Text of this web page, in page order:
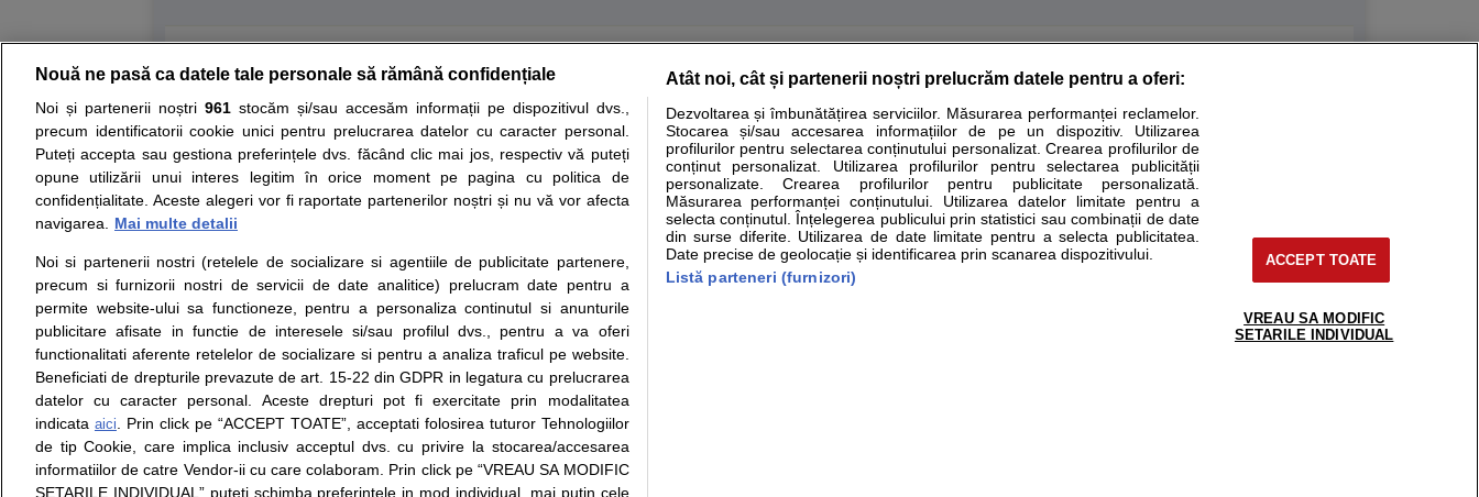
Resurse: Autoevaluare simptome Interpretare analize Specialitati medicale Boli si afectiuni Calculatoare Stiri medicale
Opiniile avizate ale medicilor, sfaturile si orice alte informatii despre sanatate disponibile pe sfatulmedicului.ro au scop informativ si educational. Ele nu pot substitui consultul medical direct
si nici diagnosticul stabilit in urma investigatiilor si analizelor medicale. Va sfatuim, ca pe langa informatia primita pe sfatulmedicului.ro sa consultati fie medicul Dvs., fie unul dintre medicii
pe care ii punem la dispozitie pentru programare in sistemul de programari la medic Clickmed.
Despre noi
Contact
Intrebari frecvente
Consultanti
medicali
Politica de
confidentialitate
Politica de cookie
Modifica Setarile Cookie
Drepturile consumatorului
Protectia consumatorilor -
ANPC
Solutionarea Alternativa a
Litigiilor
Info consumator: 0800.080.999
Formulare europene - CNAS
Ministerul Sanatatii - ANMDM
Parteneri
Inscriere clinica
Creaza cont medic
Pentru pacient
Clinici si cabinete
Cauta medic
0374 109 268
© Copyright © 2005 - 2026
SFATUL MEDICULUI.ro S.A, CUI: RO 38847631, J40/1995/2018, cu sediul in Bucuresti, Bulevardul Pierre de Coubertin, Office Building, Spatiul E6-11, etaj 6, sector 2, cod 021901
Nouă ne pasă ca datele tale personale să rămână confidențiale
Noi și partenerii noștri 961stocăm și/sau accesăm informații pe dispozitivul dvs.,
precum identificatorii cookie unici pentru prelucrarea datelor cu caracter personal.
Puteți accepta sau gestiona preferințele dvs. făcând clic mai jos, respectiv vă puteți
opune utilizării unui interes legitim în orice moment pe pagina cu politica de
confidențialitate. Aceste alegeri vor fi raportate partenerilor noștri și nu vă vor afecta
navigarea.
Mai multe detalii
Noi si partenerii nostri (retelele de socializare si agentiile de publicitate partenere,
precum si furnizorii nostri de servicii de date analitice) prelucram date pentru a
permite website-ului sa functioneze, pentru a personaliza continutul si anunturile
publicitare afisate in functie de interesele si/sau profilul dvs., pentru a va oferi
functionalitati aferente retelelor de socializare si pentru a analiza traficul pe website.
Beneficiati de drepturile prevazute de art. 15-22 din GDPR in legatura cu prelucrarea
datelor cu caracter personal. Aceste drepturi pot fi exercitate prin modalitatea
indicata aici. Prin click pe “ACCEPT TOATE”, acceptati folosirea tuturor Tehnologiilor
de tip Cookie, care implica inclusiv acceptul dvs. cu privire la stocarea/accesarea
informatiilor de catre Vendor-ii cu care colaboram. Prin click pe “VREAU SA MODIFIC
SETARILE INDIVIDUAL” puteti schimba preferintele in mod individual, mai putin cele
Atât noi, cât și partenerii noștri prelucrăm datele pentru a oferi:
Dezvoltarea și îmbunătățirea serviciilor. Măsurarea performanței reclamelor.
Stocarea și/sau accesarea informațiilor de pe un dispozitiv. Utilizarea
profilurilor pentru selectarea conținutului personalizat. Crearea profilurilor de
conținut personalizat. Utilizarea profilurilor pentru selectarea publicității
personalizate. Crearea profilurilor pentru publicitate personalizată.
Măsurarea performanței conținutului. Utilizarea datelor limitate pentru a
selecta conținutul. Înțelegerea publicului prin statistici sau combinații de date
din surse diferite. Utilizarea de date limitate pentru a selecta publicitatea.
Date precise de geolocație și identificarea prin scanarea dispozitivului.
Listă parteneri (furnizori)
ACCEPT TOATE
VREAU SA MODIFIC
SETARILE INDIVIDUAL